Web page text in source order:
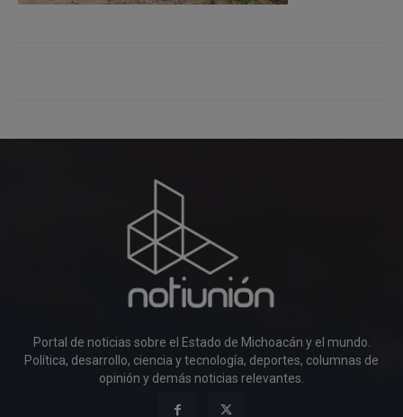
Portal de noticias sobre el Estado de Michoacán y el mundo.
Política, desarrollo, ciencia y tecnología, deportes, columnas de
opinión y demás noticias relevantes.